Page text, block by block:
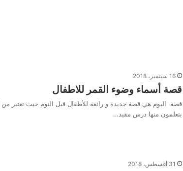
16 سبتمبر، 2018
قصة أسماء وضوء القمر للاطفال
قصة اليوم هي قصة جديدة و رائعة للأطفال قبل النوم حيث تعتبر
يتعلمون منها درس مفيد…
31 أغسطس، 2018